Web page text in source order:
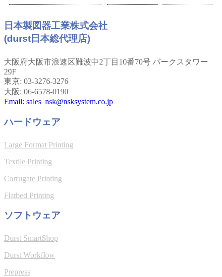
日本製図器工業株式会社
(durst日本総代理店)
大阪府大阪市浪速区難波中2丁目10番70号 パークスタワー
29F
東京: 03-3276-3276
大阪: 06-6578-0190
Email: sales_nsk@nsksystem.co.jp
ハードウェア
Large Format Printing
Textile Printing
Corrugate Printing
Flatbed Printing
ソフトウェア
Durst SmartShop
Durst Workflow
Prepress